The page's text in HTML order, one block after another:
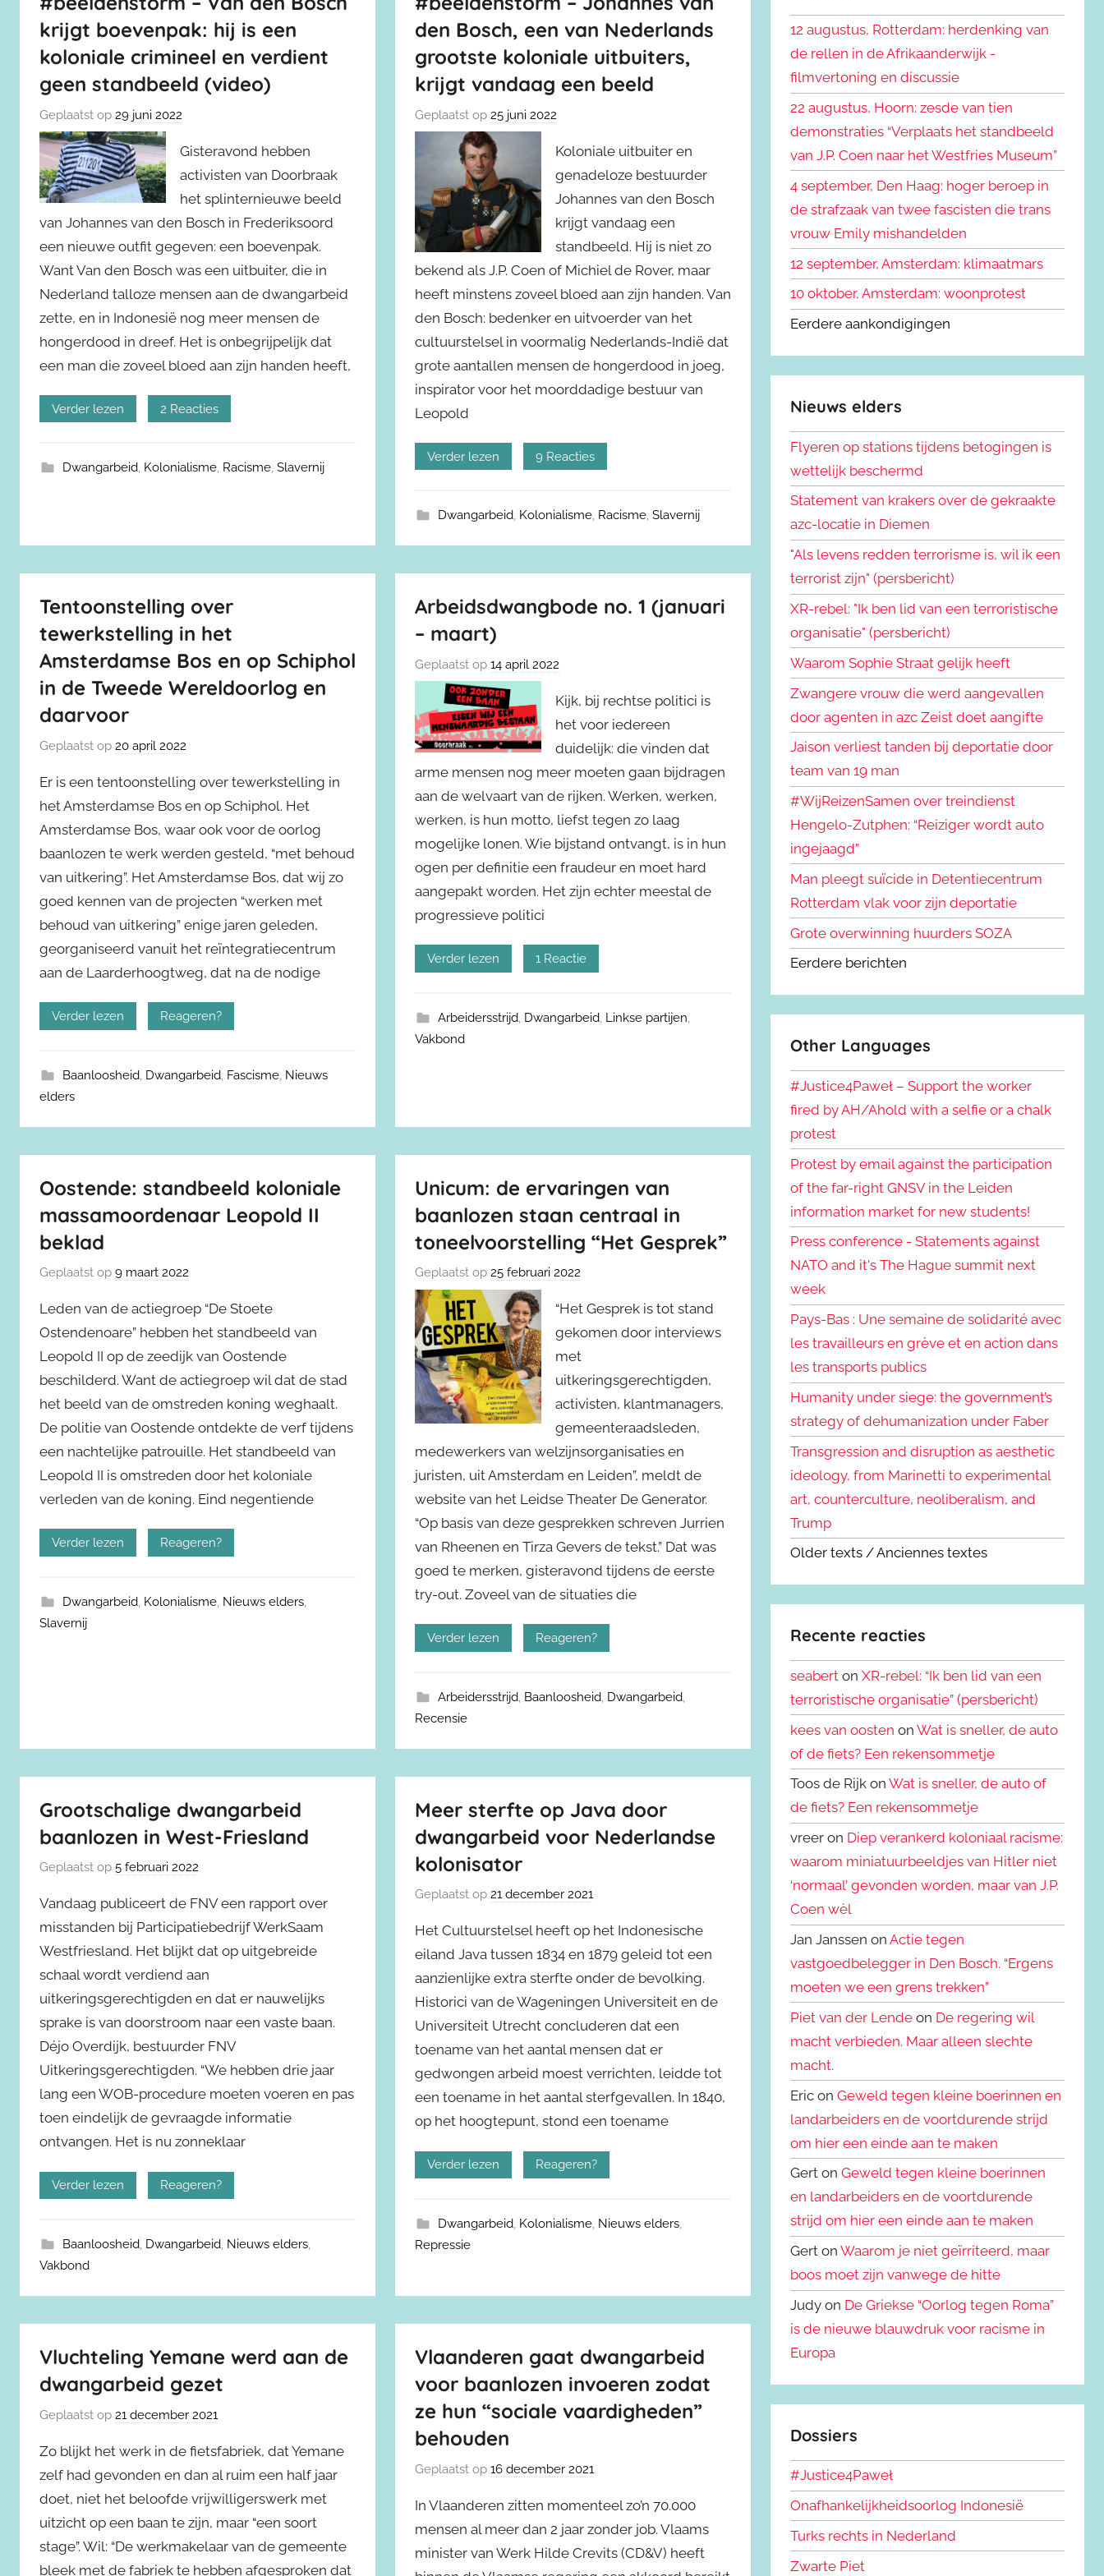
krijgt boevenpak: hij is een
koloniale crimineel en verdient
geen standbeeld (video)
Geplaatst op 29 juni 2022
Gisteravond hebben
activisten van Doorbraak
het splinternieuwe beeld
van Johannes van den Bosch in Frederiksoord
een nieuwe outfit gegeven: een boevenpak.
Want Van den Bosch was een uitbuiter, die in
Nederland talloze mensen aan de dwangarbeid
zette, en in Indonesië nog meer mensen de
hongerdood in dreef. Het is onbegrijpelijk dat
een man die zoveel bloed aan zijn handen heeft,
Verder lezen 2 Reacties
Dwangarbeid, Kolonialisme, Racisme, Slavernij
den Bosch, een van Nederlands
grootste koloniale uitbuiters,
krijgt vandaag een beeld
Geplaatst op25 juni 2022
Koloniale uitbuiter en
genadeloze bestuurder
Johannes van den Bosch
krijgt vandaag een
standbeeld. Hij is niet zo
bekend als J.P. Coen of Michiel de Rover, maar
heeft minstens zoveel bloed aan zijn handen. Van
den Bosch: bedenker en uitvoerder van het
cultuurstelsel in voormalig Nederlands-Indië dat
grote aantallen mensen de hongerdood in joeg,
inspirator voor het moorddadige bestuur van
Leopold
Verder lezen 9 Reacties
Dwangarbeid, Kolonialisme, Racisme, Slavernij
Tentoonstelling over
tewerkstelling in het
Amsterdamse Bos en op Schiphol
in de Tweede Wereldoorlog en
daarvoor
Geplaatst op 20 april 2022
Er is een tentoonstelling over tewerkstelling in
het Amsterdamse Bos en op Schiphol. Het
Amsterdamse Bos, waar ook voor de oorlog
baanlozen te werk werden gesteld, “met behoud
van uitkering”. Het Amsterdamse Bos, dat wij zo
goed kennen van de projecten “werken met
behoud van uitkering” enige jaren geleden,
georganiseerd vanuit het reïntegratiecentrum
aan de Laarderhoogtweg, dat na de nodige
Verder lezen Reageren?
Baanloosheid, Dwangarbeid, Fascisme, Nieuws
elders
Arbeidsdwangbode no. 1 (januari
– maart)
Geplaatst op14 april 2022
Kijk, bij rechtse politici is
het voor iedereen
duidelijk: die vinden dat
arme mensen nog meer moeten gaan bijdragen
aan de welvaart van de rijken. Werken, werken,
werken, is hun motto, liefst tegen zo laag
mogelijke lonen. Wie bijstand ontvangt, is in hun
ogen per definitie een fraudeur en moet hard
aangepakt worden. Het zijn echter meestal de
progressieve politici
Verder lezen 1 Reactie
Arbeidersstrijd, Dwangarbeid, Linkse partijen,
Vakbond
Oostende: standbeeld koloniale
massamoordenaar Leopold II
beklad
Geplaatst op 9 maart 2022
Leden van de actiegroep “De Stoete
Ostendenoare” hebben het standbeeld van
Leopold II op de zeedijk van Oostende
beschilderd. Want de actiegroep wil dat de stad
het beeld van de omstreden koning weghaalt.
De politie van Oostende ontdekte de verf tijdens
een nachtelijke patrouille. Het standbeeld van
Leopold II is omstreden door het koloniale
verleden van de koning. Eind negentiende
Verder lezen Reageren?
Dwangarbeid, Kolonialisme, Nieuws elders,
Slavernij
Unicum: de ervaringen van
baanlozen staan centraal in
toneelvoorstelling “Het Gesprek”
Geplaatst op25 februari 2022
“Het Gesprek is tot stand
gekomen door interviews
met
uitkeringsgerechtigden,
activisten, klantmanagers,
gemeenteraadsleden,
medewerkers van welzijnsorganisaties en
juristen, uit Amsterdam en Leiden”, meldt de
website van het Leidse Theater De Generator.
“Op basis van deze gesprekken schreven Jurrien
van Rheenen en Tirza Gevers de tekst.” Dat was
goed te merken, gisteravond tijdens de eerste
try-out. Zoveel van de situaties die
Verder lezen Reageren?
Arbeidersstrijd, Baanloosheid, Dwangarbeid,
Recensie
Grootschalige dwangarbeid
baanlozen in West-Friesland
Geplaatst op 5 februari 2022
Vandaag publiceert de FNV een rapport over
misstanden bij Participatiebedrijf WerkSaam
Westfriesland. Het blijkt dat op uitgebreide
schaal wordt verdiend aan
uitkeringsgerechtigden en dat er nauwelijks
sprake is van doorstroom naar een vaste baan.
Déjo Overdijk, bestuurder FNV
Uitkeringsgerechtigden. “We hebben drie jaar
lang een WOB-procedure moeten voeren en pas
toen eindelijk de gevraagde informatie
ontvangen. Het is nu zonneklaar
Verder lezen Reageren?
Baanloosheid, Dwangarbeid, Nieuws elders,
Vakbond
Meer sterfte op Java door
dwangarbeid voor Nederlandse
kolonisator
Geplaatst op21 december 2021
Het Cultuurstelsel heeft op het Indonesische
eiland Java tussen 1834 en 1879 geleid tot een
aanzienlijke extra sterfte onder de bevolking.
Historici van de Wageningen Universiteit en de
Universiteit Utrecht concluderen dat een
toename van het aantal mensen dat er
gedwongen arbeid moest verrichten, leidde tot
een toename in het aantal sterfgevallen. In 1840,
op het hoogtepunt, stond een toename
Verder lezen Reageren?
Dwangarbeid, Kolonialisme, Nieuws elders,
Repressie
Vluchteling Yemane werd aan de
dwangarbeid gezet
Geplaatst op 21 december 2021
Zo blijkt het werk in de fietsfabriek, dat Yemane
zelf had gevonden en dan al ruim een half jaar
doet, niet het beloofde vrijwilligers­werk met
uitzicht op een baan te zijn, maar “een soort
stage”. Wil: “De werkmakelaar van de gemeente
bleek met de fabriek te hebben afgesproken dat
Vlaanderen gaat dwangarbeid
voor baanlozen invoeren zodat
ze hun “sociale vaardigheden”
behouden
Geplaatst op16 december 2021
In Vlaanderen zitten momenteel zo’n 70.000
mensen al meer dan 2 jaar zonder job. Vlaams
minister van Werk Hilde Crevits (CD&V) heeft
n
a
a
r
:
e
12 augustus, Rotterdam: herdenking van
de rellen in de Afrikaanderwijk -
filmvertoning en discussie
22 augustus, Hoorn: zesde van tien
demonstraties “Verplaats het standbeeld
van J.P. Coen naar het Westfries Museum”
4 september, Den Haag: hoger beroep in
de strafzaak van twee fascisten die trans
vrouw Emily mishandelden
12 september, Amsterdam: klimaatmars
10 oktober, Amsterdam: woonprotest
Eerdere aankondigingen
Nieuws elders
Flyeren op stations tijdens betogingen is
wettelijk beschermd
Statement van krakers over de gekraakte
azc-locatie in Diemen
"Als levens redden terrorisme is, wil ik een
terrorist zijn" (persbericht)
XR-rebel: "Ik ben lid van een terroristische
organisatie" (persbericht)
Waarom Sophie Straat gelijk heeft
Zwangere vrouw die werd aangevallen
door agenten in azc Zeist doet aangifte
Jaison verliest tanden bij deportatie door
team van 19 man
#WijReizenSamen over treindienst
Hengelo-Zutphen: “Reiziger wordt auto
ingejaagd”
Man pleegt suïcide in Detentiecentrum
Rotterdam vlak voor zijn deportatie
Grote overwinning huurders SOZA
Eerdere berichten
Other Languages
#Justice4Paweł – Support the worker
fired by AH/Ahold with a selfie or a chalk
protest
Protest by email against the participation
of the far-right GNSV in the Leiden
information market for new students!
Press conference - Statements against
NATO and it's The Hague summit next
week
Pays-Bas : Une semaine de solidarité avec
les travailleurs en grève et en action dans
les transports publics
Humanity under siege: the government’s
strategy of dehumanization under Faber
Transgression and disruption as aesthetic
ideology, from Marinetti to experimental
art, counterculture, neoliberalism, and
Trump
Older texts / Anciennes textes
Recente reacties
seabert onXR-rebel: “Ik ben lid van een
terroristische organisatie” (persbericht)
kees van oosten onWat is sneller, de auto
of de fiets? Een rekensommetje
Toos de Rijk onWat is sneller, de auto of
de fiets? Een rekensommetje
vreer on Diep verankerd koloniaal racisme:
waarom miniatuurbeeldjes van Hitler niet
‘normaal’ gevonden worden, maar van J.P.
Coen wèl
Jan Janssen onActie tegen
vastgoedbelegger in Den Bosch. “Ergens
moeten we een grens trekken”
Piet van der Lende on De regering wil
macht verbieden. Maar alleen slechte
macht.
Eric onGeweld tegen kleine boerinnen en
landarbeiders en de voortdurende strijd
om hier een einde aan te maken
Gert onGeweld tegen kleine boerinnen
en landarbeiders en de voortdurende
strijd om hier een einde aan te maken
Gert onWaarom je niet geïrriteerd, maar
boos moet zijn vanwege de hitte
Judy on De Griekse “Oorlog tegen Roma”
is de nieuwe blauwdruk voor racisme in
Europa
Dossiers
#Justice4Paweł
Onafhankelijkheidsoorlog Indonesië
Turks rechts in Nederland
Zwarte Piet